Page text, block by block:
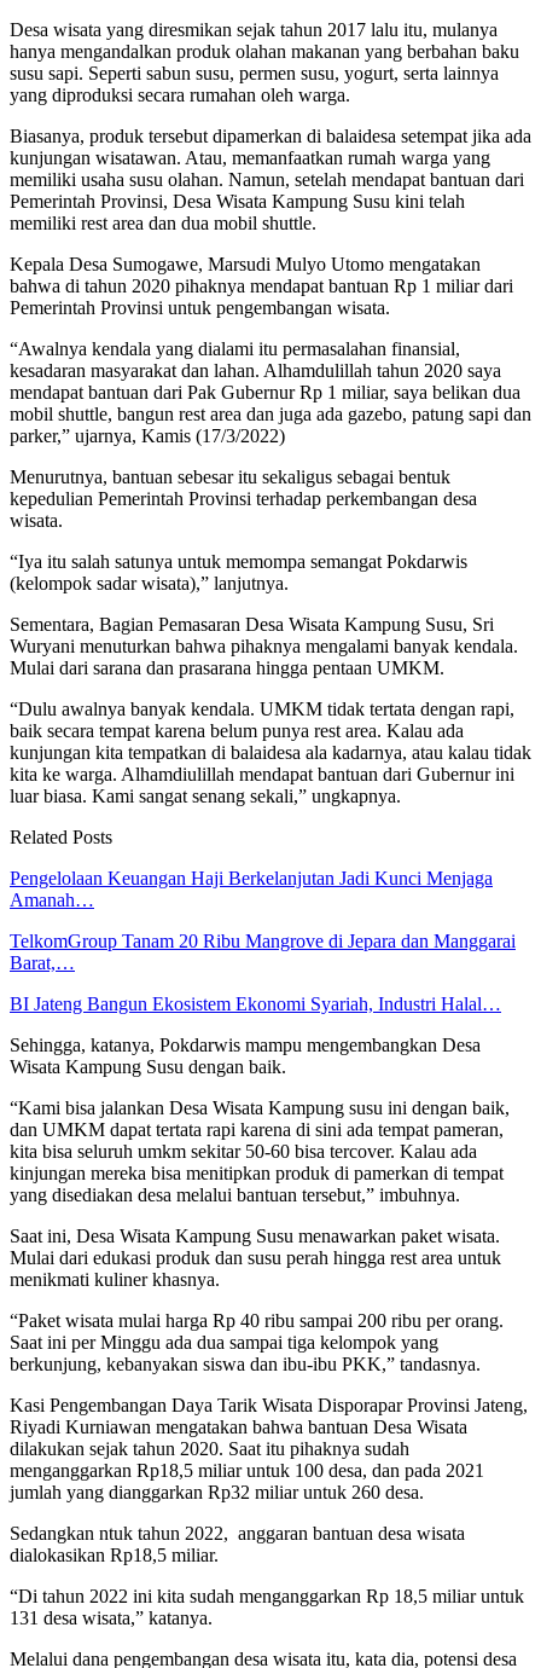
Desa wisata yang diresmikan sejak tahun 2017 lalu itu, mulanya
hanya mengandalkan produk olahan makanan yang berbahan baku
susu sapi. Seperti sabun susu, permen susu, yogurt, serta lainnya
yang diproduksi secara rumahan oleh warga.
Biasanya, produk tersebut dipamerkan di balaidesa setempat jika ada
kunjungan wisatawan. Atau, memanfaatkan rumah warga yang
memiliki usaha susu olahan. Namun, setelah mendapat bantuan dari
Pemerintah Provinsi, Desa Wisata Kampung Susu kini telah
memiliki rest area dan dua mobil shuttle.
Kepala Desa Sumogawe, Marsudi Mulyo Utomo mengatakan
bahwa di tahun 2020 pihaknya mendapat bantuan Rp 1 miliar dari
Pemerintah Provinsi untuk pengembangan wisata.
“Awalnya kendala yang dialami itu permasalahan finansial,
kesadaran masyarakat dan lahan. Alhamdulillah tahun 2020 saya
mendapat bantuan dari Pak Gubernur Rp 1 miliar, saya belikan dua
mobil shuttle, bangun rest area dan juga ada gazebo, patung sapi dan
parker,” ujarnya, Kamis (17/3/2022)
Menurutnya, bantuan sebesar itu sekaligus sebagai bentuk
kepedulian Pemerintah Provinsi terhadap perkembangan desa
wisata.
“Iya itu salah satunya untuk memompa semangat Pokdarwis
(kelompok sadar wisata),” lanjutnya.
Sementara, Bagian Pemasaran Desa Wisata Kampung Susu, Sri
Wuryani menuturkan bahwa pihaknya mengalami banyak kendala.
Mulai dari sarana dan prasarana hingga pentaan UMKM.
“Dulu awalnya banyak kendala. UMKM tidak tertata dengan rapi,
baik secara tempat karena belum punya rest area. Kalau ada
kunjungan kita tempatkan di balaidesa ala kadarnya, atau kalau tidak
kita ke warga. Alhamdiulillah mendapat bantuan dari Gubernur ini
luar biasa. Kami sangat senang sekali,” ungkapnya.
Related Posts
Pengelolaan Keuangan Haji Berkelanjutan Jadi Kunci Menjaga
Amanah…
TelkomGroup Tanam 20 Ribu Mangrove di Jepara dan Manggarai
Barat,…
BI Jateng Bangun Ekosistem Ekonomi Syariah, Industri Halal…
Sehingga, katanya, Pokdarwis mampu mengembangkan Desa
Wisata Kampung Susu dengan baik.
“Kami bisa jalankan Desa Wisata Kampung susu ini dengan baik,
dan UMKM dapat tertata rapi karena di sini ada tempat pameran,
kita bisa seluruh umkm sekitar 50-60 bisa tercover. Kalau ada
kinjungan mereka bisa menitipkan produk di pamerkan di tempat
yang disediakan desa melalui bantuan tersebut,” imbuhnya.
Saat ini, Desa Wisata Kampung Susu menawarkan paket wisata.
Mulai dari edukasi produk dan susu perah hingga rest area untuk
menikmati kuliner khasnya.
“Paket wisata mulai harga Rp 40 ribu sampai 200 ribu per orang.
Saat ini per Minggu ada dua sampai tiga kelompok yang
berkunjung, kebanyakan siswa dan ibu-ibu PKK,” tandasnya.
Kasi Pengembangan Daya Tarik Wisata Disporapar Provinsi Jateng,
Riyadi Kurniawan mengatakan bahwa bantuan Desa Wisata
dilakukan sejak tahun 2020. Saat itu pihaknya sudah
menganggarkan Rp18,5 miliar untuk 100 desa, dan pada 2021
jumlah yang dianggarkan Rp32 miliar untuk 260 desa.
Sedangkan ntuk tahun 2022, anggaran bantuan desa wisata
dialokasikan Rp18,5 miliar.
“Di tahun 2022 ini kita sudah menganggarkan Rp 18,5 miliar untuk
131 desa wisata,” katanya.
Melalui dana pengembangan desa wisata itu, kata dia, potensi desa